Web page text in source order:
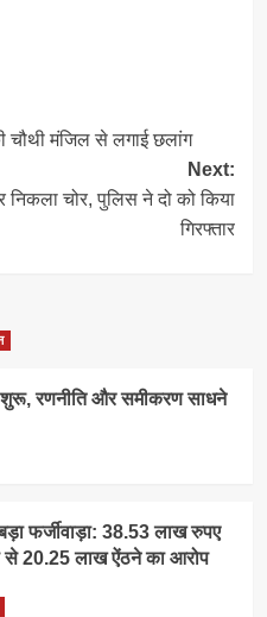
चौथी मंजिल से लगाई छलांग
Next:
निकला चोर, पुलिस ने दो को किया
गिरफ्तार
शुरू, रणनीति और समीकरण साधने
फर्जीवाड़ा: 38.53 लाख रुपए
से 20.25 लाख ऐंठने का आरोप